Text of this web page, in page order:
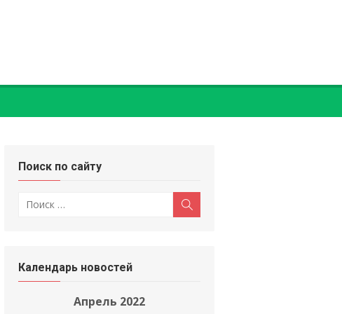
Поиск по сайту
по:
Календарь новостей
Апрель 2022